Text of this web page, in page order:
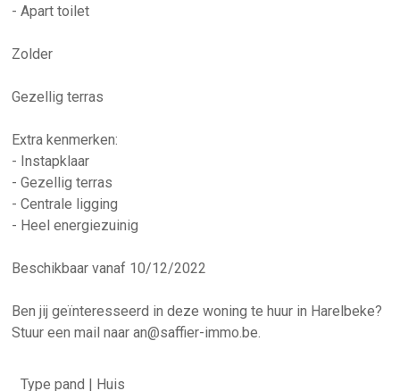
- Apart toilet
Zolder
Gezellig terras
Extra kenmerken:
- Instapklaar
- Gezellig terras
- Centrale ligging
- Heel energiezuinig
Beschikbaar vanaf 10/12/2022
Ben jij geïnteresseerd in deze woning te huur in Harelbeke?
Stuur een mail naar an@saffier-immo.be.
Type pand | Huis